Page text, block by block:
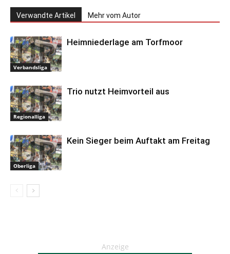
Verwandte Artikel Mehr vom Autor
Verbandsliga
Heimniederlage am Torfmoor
Regionalliga
Trio nutzt Heimvorteil aus
Oberliga
Kein Sieger beim Auftakt am Freitag
Anzeige